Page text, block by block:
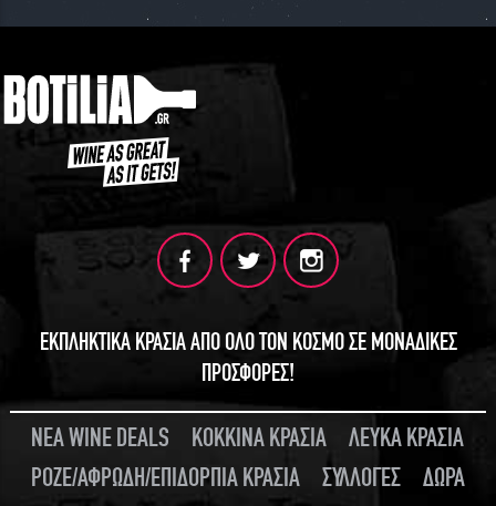
ΕΚΠΛΗΚΤΙΚΑ ΚΡΑΣΙΑ ΑΠΟ ΟΛΟ ΤΟΝ ΚΟΣΜΟ ΣΕ ΜΟΝΑΔΙΚΕΣ
ΠΡΟΣΦΟΡΕΣ!
ΝΕΑ WINE DEALS ΚΟΚΚΙΝΑ ΚΡΑΣΙΑ
ΛΕΥΚΑ ΚΡΑΣΙΑ
ΡΟΖΕ/ΑΦΡΩΔΗ/ΕΠΙΔΟΡΠΙΑ ΚΡΑΣΙΑ
ΣΥΛΛΟΓΕΣ
ΔΩΡΑ